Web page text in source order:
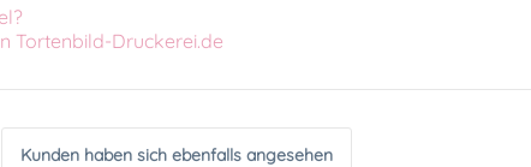
Tortenbild-Druckerei.de
Kunden haben sich ebenfalls angesehen